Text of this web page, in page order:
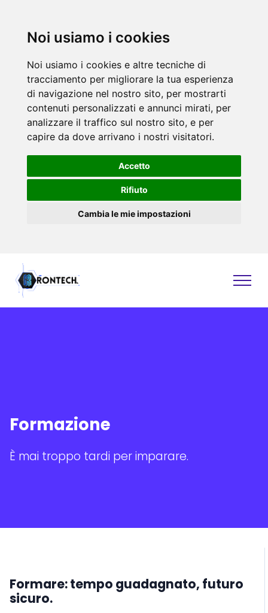
Noi usiamo i cookies
Noi usiamo i cookies e altre tecniche di
tracciamento per migliorare la tua esperienza
di navigazione nel nostro sito, per mostrarti
contenuti personalizzati e annunci mirati, per
analizzare il traffico sul nostro sito, e per
capire da dove arrivano i nostri visitatori.
Accetto
Rifiuto
Cambia le mie impostazioni
Assistenza Tecnica
Grafiche
Formazione
È mai troppo tardi per imparare.
Formare: tempo guadagnato, futuro
sicuro.